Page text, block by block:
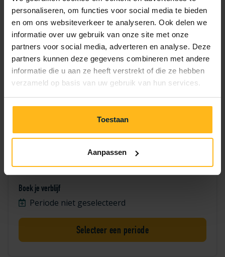
personaliseren, om functies voor social media te bieden
en om ons websiteverkeer te analyseren. Ook delen we
informatie over uw gebruik van onze site met onze
partners voor social media, adverteren en analyse. Deze
partners kunnen deze gegevens combineren met andere
informatie die u aan ze heeft verstrekt of die ze hebben
verzameld op basis van uw gebruik van hun services.
Toestaan
Aanpassen
7 8 9 10 11 12
13
14
15 16 17 18 19
25
27
28
29 30
Boek je verblijf
Periode niet geselecteerd
Selecteer een periode